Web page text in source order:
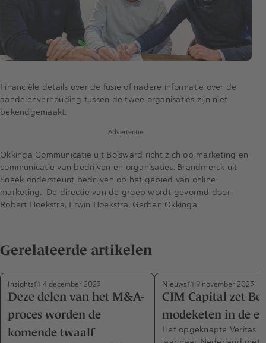
Financiële details over de fusie of nadere informatie over de
aandelenverhouding tussen de twee organisaties zijn niet
bekendgemaakt.
Advertentie
Okkinga Communicatie uit Bolsward richt zich op marketing en
communicatie van bedrijven en organisaties. Brandmerck uit
Sneek ondersteunt bedrijven op het gebied van online
marketing. De directie van de groep wordt gevormd door
Robert Hoekstra, Erwin Hoekstra, Gerben Okkinga.
Gerelateerde artikelen
Insights 4 december 2023
Deze delen van het M&A-
proces worden de
komende twaalf
Nieuws 9 november 2023
CIM Capital zet
modeketen in de
Het opgeknapte Veritas